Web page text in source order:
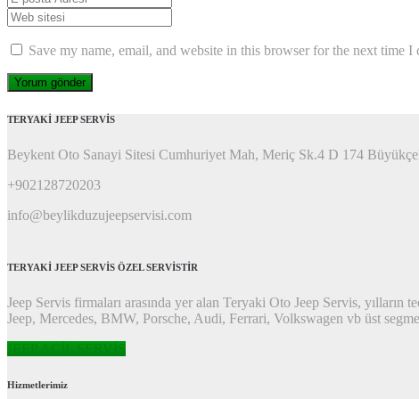
Soyadı*
posta
Adresi*
Web
sitesi
Save my name, email, and website in this browser for the next time I
TERYAKİ JEEP SERVİS
Beykent Oto Sanayi Sitesi Cumhuriyet Mah, Meriç Sk.4 D 174
+902128720203
info@beylikduzujeepservisi.com
TERYAKİ JEEP SERVİS ÖZEL SERVİSTİR
Jeep Servis firmaları arasında yer alan Teryaki Oto Jeep Servis,
Jeep, Mercedes, BMW, Porsche, Audi, Ferrari, Volkswagen vb üst
Hizmetlerimiz